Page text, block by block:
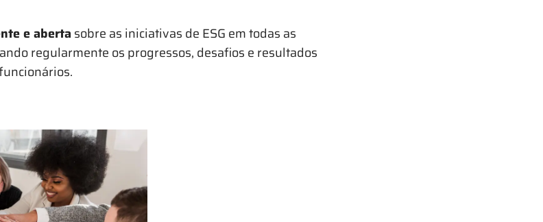
e aberta sobre as iniciativas de ESG em todas as
regularmente os progressos, desafios e resultados